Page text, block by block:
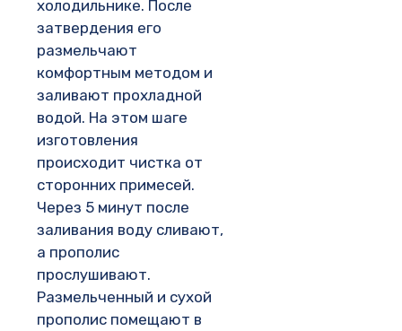
холодильнике. После
затвердения его
размельчают
комфортным методом и
заливают прохладной
водой. На этом шаге
изготовления
происходит чистка от
сторонних примесей.
Через 5 минут после
заливания воду сливают,
а прополис
прослушивают.
Размельченный и сухой
прополис помещают в